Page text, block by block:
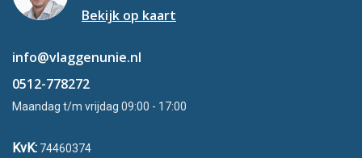
Bekijk op kaart
info@vlaggenunie.nl
0512-778272
Maandag t/m vrijdag 09:00 - 17:00
KvK: 74460374